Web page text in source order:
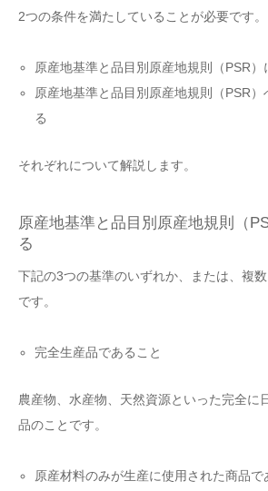
2つの条件を満たしていることが必要です。
原産地基準と品目別原産地規則（PSR）
原産地基準と品目別原産地規則（PSR）
る
それぞれについて解説します。
原産地基準と品目別原産地規則（
る
下記の3つの基準のいずれか、または、複
です。
完全生産品であること
農産物、水産物、天然資源といった完全に
品のことです。
原産材料のみが生産に使用された商品で